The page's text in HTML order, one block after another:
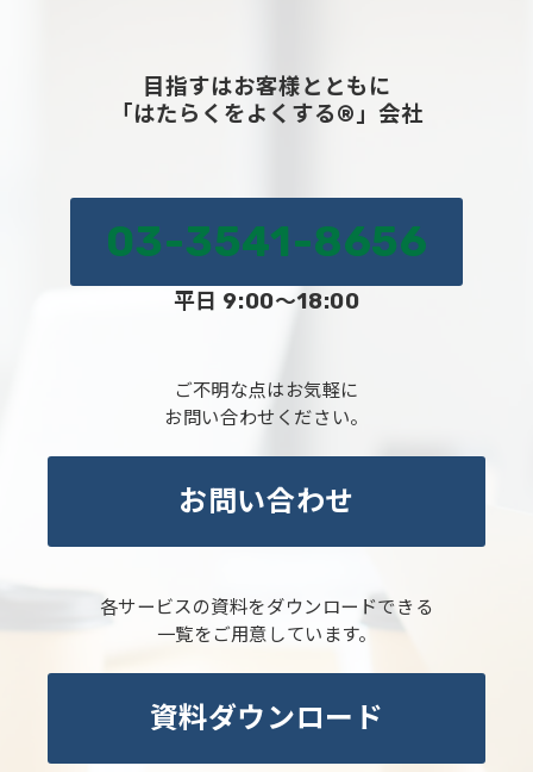
目指すはお客様とともに
「はたらくをよくする®」会社
03-3541-8656
平日 9:00～18:00
ご不明な点はお気軽に
お問い合わせください。
お問い合わせ
各サービスの資料をダウンロードできる
一覧をご用意しています。
資料ダウンロード